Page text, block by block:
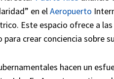
en elAeropuerto
Este espacio ofrece a
crear conciencia sobre
hacen un